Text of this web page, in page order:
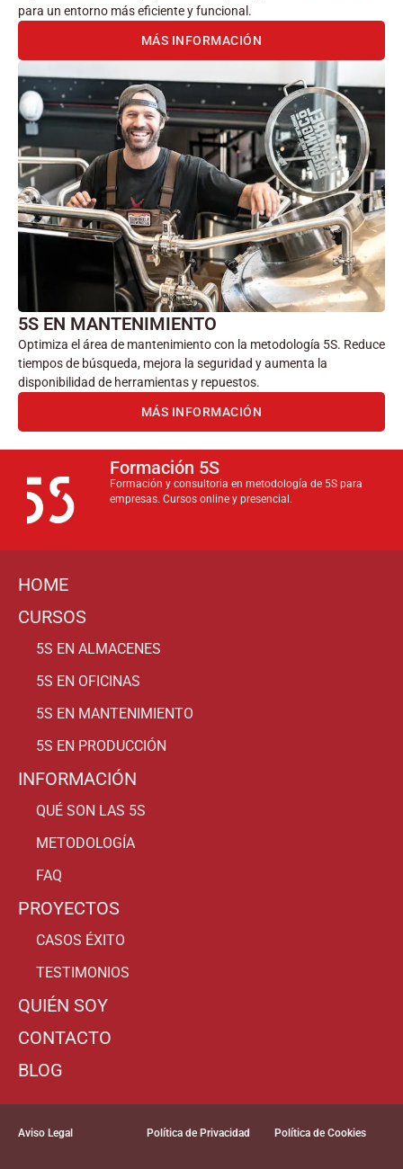
para un entorno más eficiente y funcional.
MÁS INFORMACIÓN
5S EN MANTENIMIENTO
Optimiza el área de mantenimiento con la metodología 5S. Reduce
tiempos de búsqueda, mejora la seguridad y aumenta la
disponibilidad de herramientas y repuestos.
MÁS INFORMACIÓN
Formación 5S
Formación y consultoria en metodología de 5S para
empresas. Cursos online y presencial.
HOME
CURSOS
5S EN ALMACENES
5S EN OFICINAS
5S EN MANTENIMIENTO
5S EN PRODUCCIÓN
INFORMACIÓN
QUÉ SON LAS 5S
METODOLOGÍA
FAQ
PROYECTOS
CASOS ÉXITO
TESTIMONIOS
QUIÉN SOY
CONTACTO
BLOG
Aviso Legal Política de Privacidad Política de Cookies